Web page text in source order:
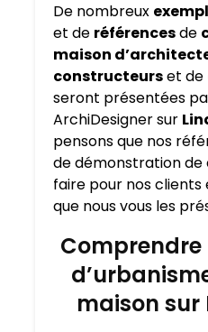
De nombreux
et de référencesde
maison
constructeurset de
seront présentées
ArchiDesigner sur
pensons que nos
de démonstration de
faire pour nos clients
que nous vous les
maison sur